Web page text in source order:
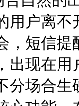
用户离
，短信
出现在
分场合